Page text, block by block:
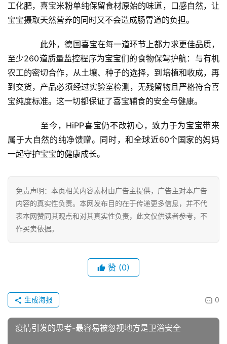
新
财
经
商
A
I
经
济
金
融
网
娱
工化肥，喜宝米粉单纯保留食材原始的味道，口感自然，让
宝宝摄取天然营养的同时又不会造成肠胃道的负担。
此外，德国喜宝在每一道环节上都力求更佳品质，
至少260道质量监控程序为宝宝们的食物保驾护航：与有机
农工的密切合作，从土壤、种子的选择，到培植和收成，再
到交货，产品必须经过实验室检测，无残留物且严格符合喜
宝纯度标准。这一切都保证了喜宝辅食的安全与健康。
至今，HiPP喜宝仍不改初心，致力于为宝宝带来
属于大自然的纯净馈赠。同时，和全球近60个国家的妈妈
一起守护宝宝的健康成长。
免责声明：本页相关内容素材由广告主提供，广告主对本广告
内容的真实性负责。本网发布目的在于传递更多信息，并不代
表本网赞同其观点和对其真实性负责，此文仅供读者参考，不
作买卖依据。
赞 (0)
0
生成海报
疫情引发的思考-最容易被忽视地方是卫浴安全